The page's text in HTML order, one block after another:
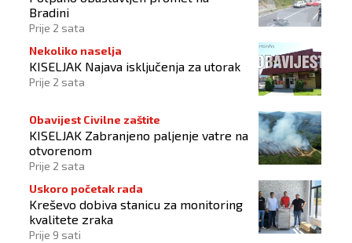
Bradini
Prije 2 sata
Nekoliko naselja
KISELJAK Najava isključenja za utorak
Prije 2 sata
Obavijest Civilne zaštite
KISELJAK Zabranjeno paljenje vatre na
otvorenom
Prije 2 sata
Uskoro početak rada
Kreševo dobiva stanicu za monitoring
kvalitete zraka
Prije 9 sati